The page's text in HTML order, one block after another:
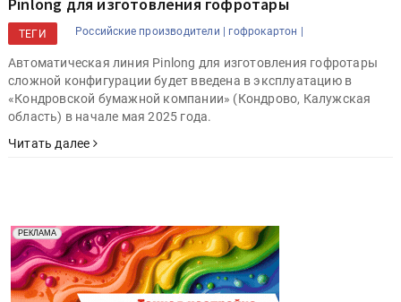
ТЕГИ Российские производители | гофрокартон |
Автоматическая линия Pinlong для изготовления гофротары
сложной конфигурации будет введена в эксплуатацию в
«Кондровской бумажной компании» (Кондрово, Калужская
область) в начале мая 2025 года.
Читать далее
РЕКЛАМА
Реклама. Рекламодатель ООО "Передовые Системы
Печати" erid: 2SDnjd2d4Qz